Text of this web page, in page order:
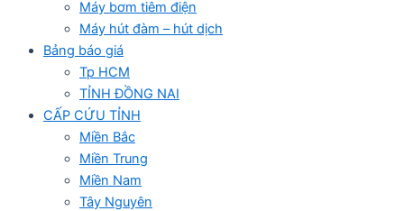
Máy bơm tiêm điện
Máy hút đàm – hút dịch
Bảng báo giá
Tp HCM
TỈNH ĐỒNG NAI
CẤP CỨU TỈNH
Miền Bắc
Miền Trung
Miền Nam
Tây Nguyên